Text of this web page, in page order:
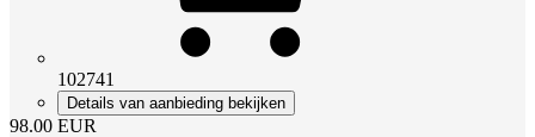
102741
Details van aanbieding bekijken
98.00 EUR